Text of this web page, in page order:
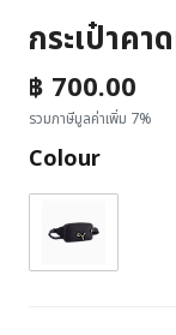
กระเป๋าคา
฿ 700.00
รวมภาษีมูลค่าเพิ่ม 7%
Colour